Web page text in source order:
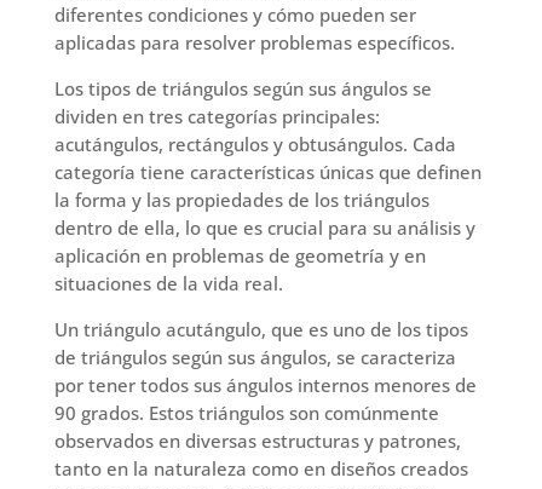
diferentes condiciones y cómo pueden ser
aplicadas para resolver problemas específicos.
Los tipos de triángulos según sus ángulos se
dividen en tres categorías principales:
acutángulos, rectángulos y obtusángulos. Cada
categoría tiene características únicas que definen
la forma y las propiedades de los triángulos
dentro de ella, lo que es crucial para su análisis y
aplicación en problemas de geometría y en
situaciones de la vida real.
Un triángulo acutángulo, que es uno de los tipos
de triángulos según sus ángulos, se caracteriza
por tener todos sus ángulos internos menores de
90 grados. Estos triángulos son comúnmente
observados en diversas estructuras y patrones,
tanto en la naturaleza como en diseños creados